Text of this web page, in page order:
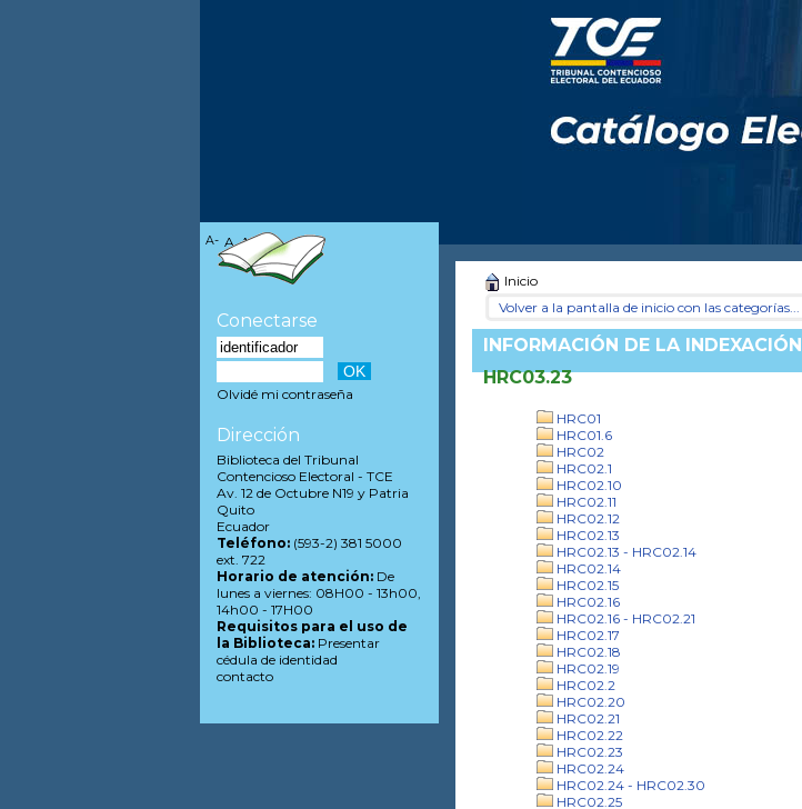
Inicio
Volver a la pantalla de inicio con las categorías...
INFORMACIÓN DE LA INDEXACIÓN
HRC03.23
HRC01
HRC01.6
HRC02
HRC02.1
HRC02.10
HRC02.11
HRC02.12
HRC02.13
HRC02.13 - HRC02.14
HRC02.14
HRC02.15
HRC02.16
HRC02.16 - HRC02.21
HRC02.17
HRC02.18
HRC02.19
HRC02.2
HRC02.20
HRC02.21
HRC02.22
HRC02.23
HRC02.24
HRC02.24 - HRC02.30
HRC02.25
A- A A+
Conectarse
Olvidé mi contraseña
Dirección
Biblioteca del Tribunal
Contencioso Electoral - TCE
Av. 12 de Octubre N19 y Patria
Quito
Ecuador
Teléfono:(593-2) 381 5000
ext. 722
Horario de atención:De
lunes a viernes: 08H00 - 13h00,
14h00 - 17H00
Requisitos para el uso de
la Biblioteca:Presentar
cédula de identidad
contacto